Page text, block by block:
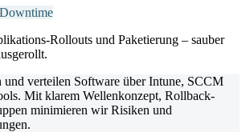
Rollouts und Paketierung – sauber
und verteilen Software über Intune, SCCM
Mit klarem Wellenkonzept, Rollback-
minimieren wir Risiken und